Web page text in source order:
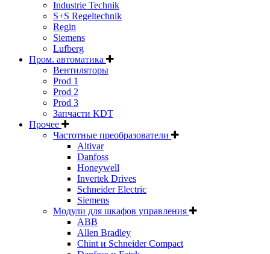
Industrie Technik
S+S Regeltechnik
Regin
Siemens
Lufberg
Пром. автоматика
Вентиляторы
Prod 1
Prod 2
Prod 3
Запчасти KDT
Прочее
Частотные преобразователи
Altivar
Danfoss
Honeywell
Invertek Drives
Schneider Electric
Siemens
Модули для шкафов управления
ABB
Allen Bradley
Chint и Schneider Compact